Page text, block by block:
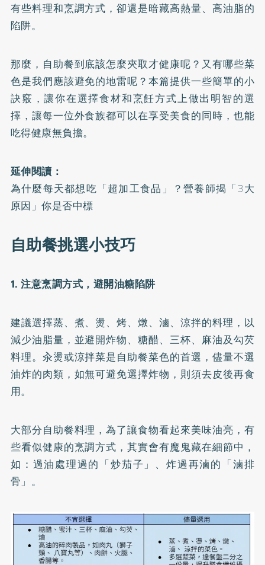
有些料理和烹調方式，卻還是暗藏高熱量、高油脂的
陷阱。
那麼，自助餐到底該怎麼夾取才健康呢？又有哪些菜
色是我們應該避免的地雷呢？本篇提供一些簡單的小
訣竅，讓你在選擇食材和烹飪方式上做出明智的選
擇，讓每一位外食族都可以在享受美食的同時，也能
吃得健康無負擔。
延伸閱讀：
為什麼每天都想吃「超加工食品」？營養師揭「3大
原因」你是否中標
自助餐挑選小技巧
1. 注意烹調方式，避開油糖陷阱
建議選擇蒸、煮、燙、烤、燉、滷、涼拌的料理，以
減少油脂量，並避開炸物、糖醋、三杯、麻油及勾芡
料理。汆燙或涼拌菜是自助餐菜色的首選，儘量不選
油炸的肉類，如無可避免選擇炸物，則須去皮後再食
用。
大部分自助餐料理，為了讓食物看起來美味油亮，有
些看似健康的烹調方式，其實會有魔鬼藏在細節中，
如：過油處理過的「炒茄子」、炸過再滷的「滷排
骨」。